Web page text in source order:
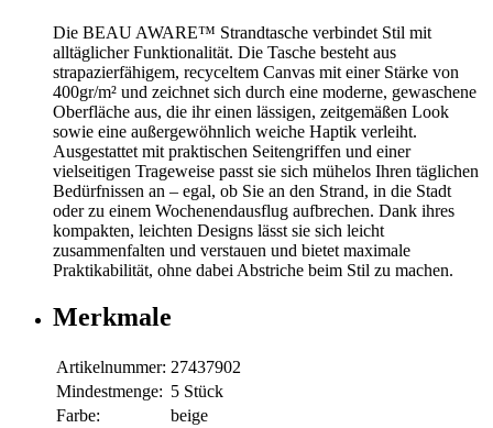
Die BEAU AWARE™ Strandtasche verbindet Stil mit
alltäglicher Funktionalität. Die Tasche besteht aus
strapazierfähigem, recyceltem Canvas mit einer Stärke von
400gr/m² und zeichnet sich durch eine moderne, gewaschene
Oberfläche aus, die ihr einen lässigen, zeitgemäßen Look
sowie eine außergewöhnlich weiche Haptik verleiht.
Ausgestattet mit praktischen Seitengriffen und einer
vielseitigen Trageweise passt sie sich mühelos Ihren täglichen
Bedürfnissen an – egal, ob Sie an den Strand, in die Stadt
oder zu einem Wochenendausflug aufbrechen. Dank ihres
kompakten, leichten Designs lässt sie sich leicht
zusammenfalten und verstauen und bietet maximale
Praktikabilität, ohne dabei Abstriche beim Stil zu machen.
Merkmale
Artikelnummer: 27437902
Mindestmenge: 5 Stück
Farbe:
beige